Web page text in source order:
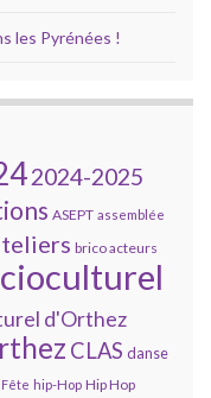
les Pyrénées !
2024-2025
ASEPT assemblée
brico acteurs
d'Orthez
CLAS danse
Fête hip-Hop Hip Hop